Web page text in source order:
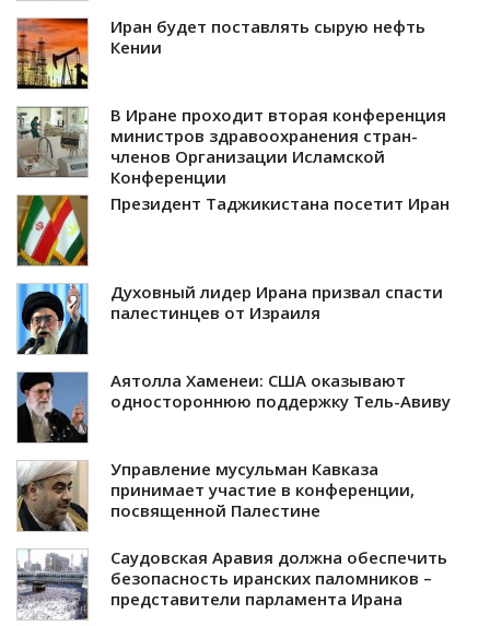
Иран будет поставлять сырую нефть
Кении
В Иране проходит вторая конференция
министров здравоохранения стран-
членов Организации Исламской
Конференции
Президент Таджикистана посетит Иран
Духовный лидер Ирана призвал спасти
палестинцев от Израиля
Аятолла Хаменеи: США оказывают
одностороннюю поддержку Тель-Авиву
Управление мусульман Кавказа
принимает участие в конференции,
посвященной Палестине
Саудовская Аравия должна обеспечить
безопасность иранских паломников –
представители парламента Ирана